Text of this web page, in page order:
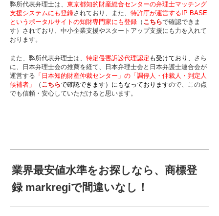
弊所代表弁理士は、 東京都知的財産総合センターの弁理士マッチング
支援システムにも登録されており、また、 特許庁が運営するIP BASE
というポータルサイトの知財専門家にも登録 （ こちらで確認できま
す）されており、中小企業支援やスタートアップ支援にも力を入れて
おります。
また、弊所代表弁理士は、 特定侵害訴訟代理認定 も受けており、 さら
に、日本弁理士会の推薦を経て、日本弁理士会と日本弁護士連合会が
運営する 「日本知的財産仲裁センター」の「調停人・仲裁人・判定人
候補者」
（ こちらで確認できます）にもなっておりますので、この点
でも信頼・安心していただけると思います。
業界最安値水準をお探しなら、商標登
録 markregiで間違いなし！